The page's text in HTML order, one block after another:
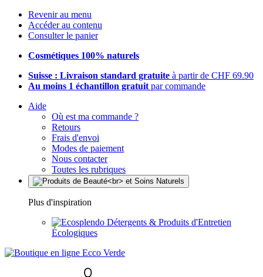
Revenir au menu
Accéder au contenu
Consulter le panier
Cosmétiques 100% naturels
Suisse : Livraison standard gratuite à partir de CHF 69.90
Au moins 1 échantillon gratuit par commande
Aide
Où est ma commande ?
Retours
Frais d'envoi
Modes de paiement
Nous contacter
Toutes les rubriques
Plus d'inspiration
Détergents & Produits d'Entretien
Écologiques